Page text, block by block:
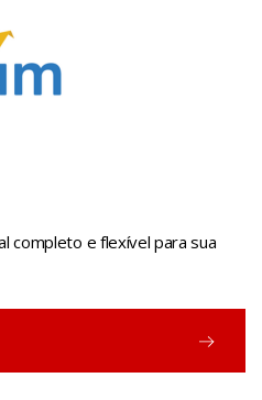
completo e flexível para sua